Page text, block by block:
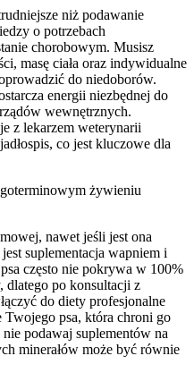
niż podawanie
o potrzebach
chorobowym. Musisz
masę ciała oraz indywidualne
do niedoborów.
energii niezbędnej do
wewnętrznych.
z lekarzem weterynarii
co jest kluczowe dla
żywieniu
nawet jeśli jest ona
suplementacja wapniem i
często nie pokrywa w 100%
dlatego po konsultacji z
do diety profesjonalne
psa, która chroni go
podawaj suplementów na
minerałów może być równie